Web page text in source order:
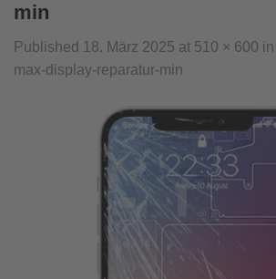
min
Published 18. März 2025 at 510 × 600 in
max-display-reparatur-min